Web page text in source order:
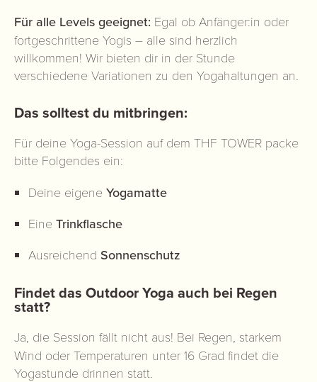
Für alle Levels geeignet: Egal ob Anfänger:in oder
fortgeschrittene Yogis – alle sind herzlich
willkommen! Wir bieten dir in der Stunde
verschiedene Variationen zu den Yogahaltungen an.
Das solltest du mitbringen:
Für deine Yoga-Session auf dem THF TOWER packe
bitte Folgendes ein:
Deine eigene Yogamatte
Eine Trinkflasche
Ausreichend Sonnenschutz
Findet das Outdoor Yoga auch bei Regen
statt?
Ja, die Session fällt nicht aus! Bei Regen, starkem
Wind oder Temperaturen unter 16 Grad findet die
Yogastunde drinnen statt.